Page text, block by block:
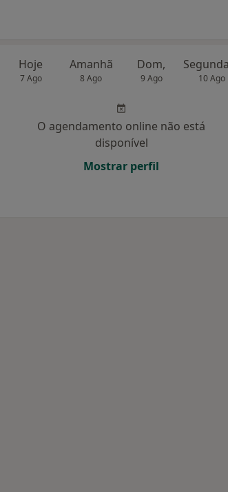
Hoje
7 Ago
Amanhã
8 Ago
Dom,
9 Ago 10 Ago
O agendamento online não está
disponível
Mostrar perfil